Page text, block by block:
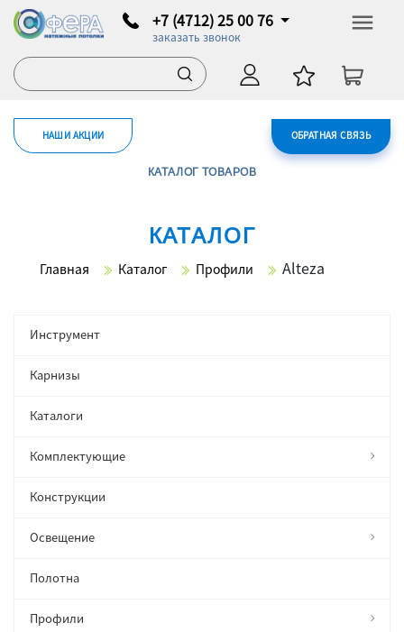
+7 (4712) 25 00 76
заказать звонок
ОБРАТНАЯ СВЯЗЬ
НАШИ АКЦИИ
КАТАЛОГ ТОВАРОВ
КАТАЛОГ
Главная Каталог Профили Alteza
Инструмент
Карнизы
Каталоги
Комплектующие
Конструкции
Освещение
Полотна
Профили